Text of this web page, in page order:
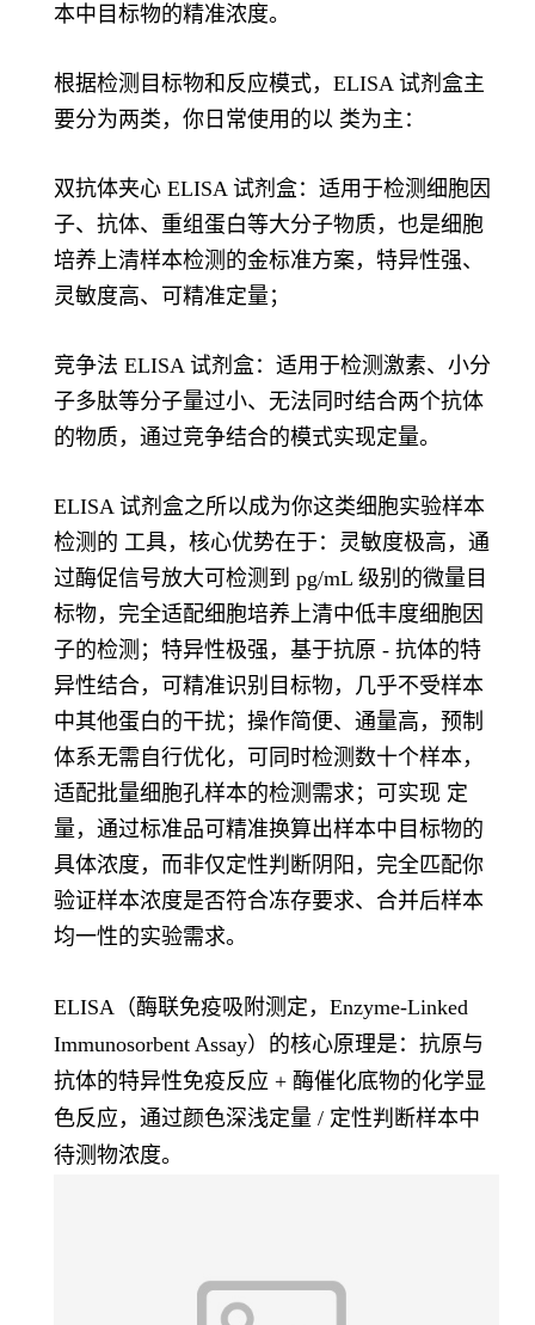
本中目标物的精准浓度。
根据检测目标物和反应模式，ELISA 试剂盒主
要分为两类，你日常使用的以 类为主：
双抗体夹心 ELISA 试剂盒：适用于检测细胞因
子、抗体、重组蛋白等大分子物质，也是细胞
培养上清样本检测的金标准方案，特异性强、
灵敏度高、可精准定量；
竞争法 ELISA 试剂盒：适用于检测激素、小分
子多肽等分子量过小、无法同时结合两个抗体
的物质，通过竞争结合的模式实现定量。
ELISA 试剂盒之所以成为你这类细胞实验样本
检测的 工具，核心优势在于：灵敏度极高，通
过酶促信号放大可检测到 pg/mL 级别的微量目
标物，完全适配细胞培养上清中低丰度细胞因
子的检测；特异性极强，基于抗原 - 抗体的特
异性结合，可精准识别目标物，几乎不受样本
中其他蛋白的干扰；操作简便、通量高，预制
体系无需自行优化，可同时检测数十个样本，
适配批量细胞孔样本的检测需求；可实现 定
量，通过标准品可精准换算出样本中目标物的
具体浓度，而非仅定性判断阴阳，完全匹配你
验证样本浓度是否符合冻存要求、合并后样本
均一性的实验需求。
ELISA（酶联免疫吸附测定，Enzyme-Linked
Immunosorbent Assay）的核心原理是： 抗原与
抗体的特异性免疫反应 + 酶催化底物的化学显
色反应 ，通过颜色深浅定量 / 定性判断样本中
待测物浓度。